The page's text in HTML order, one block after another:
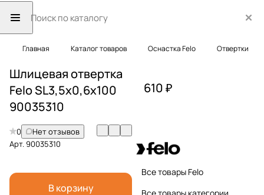
Главная Каталог товаров Оснастка Felo Отвертки
Шлицевая отвертка
Felo SL3,5x0,6x100
90035310
0
Нет отзывов
Арт.90035310
В корзину
610 ₽
Все товары Felo